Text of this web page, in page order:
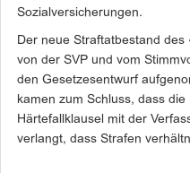
Sozialversicherungen.
Der neue Straftatbestand
von der SVP und vom
den Gesetzesentwurf
kamen zum Schluss, dass
Härtefallklausel mit der
verlangt, dass Strafen